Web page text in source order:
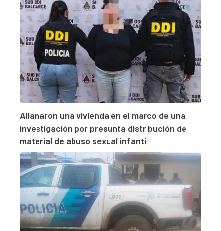
Allanaron una vivienda en el marco de una
investigación por presunta distribución de
material de abuso sexual infantil